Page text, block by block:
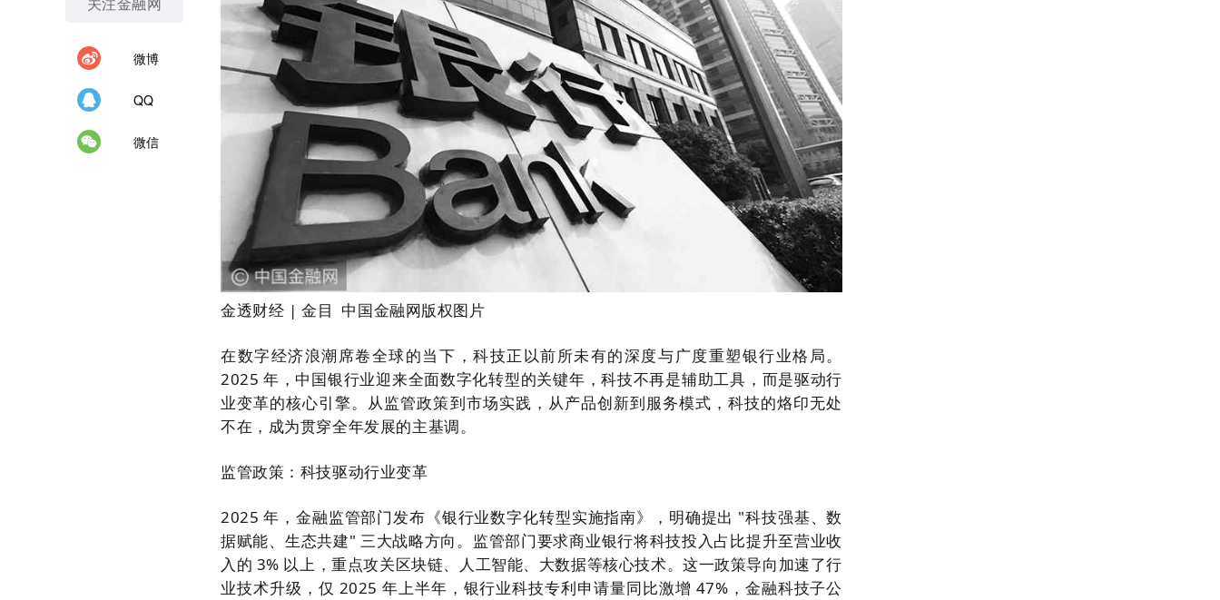
微博
QQ
微信
金透财经 | 金目 中国金融网版权图片
在数字经济浪潮席卷全球的当下，科技正以前所未有的深度与广度重塑银行业格局。
2025 年，中国银行业迎来全面数字化转型的关键年，科技不再是辅助工具，而是驱动行
业变革的核心引擎。从监管政策到市场实践，从产品创新到服务模式，科技的烙印无处
不在，成为贯穿全年发展的主基调。
监管政策：科技驱动行业变革
2025 年，金融监管部门发布《银行业数字化转型实施指南》，明确提出 "科技强基、数
据赋能、生态共建" 三大战略方向。监管部门要求商业银行将科技投入占比提升至营业收
入的 3% 以上，重点攻关区块链、人工智能、大数据等核心技术。这一政策导向加速了行
业技术升级，仅 2025 年上半年，银行业科技专利申请量同比激增 47%，金融科技子公